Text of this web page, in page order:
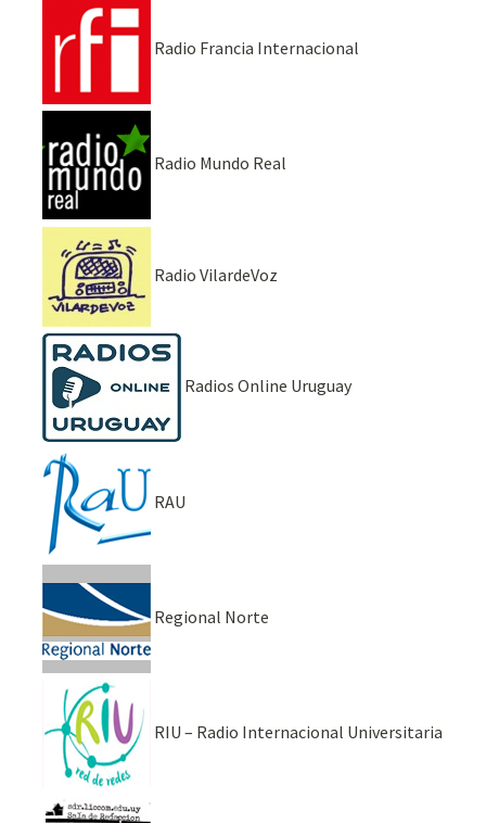
Radio Francia Internacional
Radio Mundo Real
Radio VilardeVoz
Radios Online Uruguay
RAU
Regional Norte
RIU – Radio Internacional Universitaria